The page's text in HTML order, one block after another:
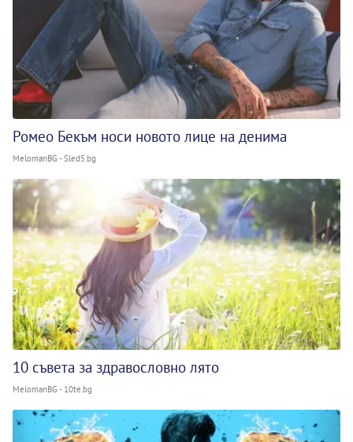
Ромео Бекъм носи новото лице на денима
MelomanBG - Sled5.bg
10 съвета за здравословно лято
MelomanBG - 10te.bg